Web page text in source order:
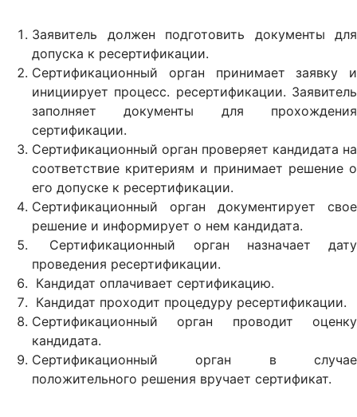
Заявитель должен подготовить документы для
допуска к ресертификации.
Сертификационный орган принимает заявку и
инициирует процесс. ресертификации. Заявитель
заполняет документы для прохождения
сертификации.
Сертификационный орган проверяет кандидата на
соответствие критериям и принимает решение о
его допуске к ресертификации.
Сертификационный орган документирует свое
решение и информирует о нем кандидата.
Сертификационный орган назначает дату
проведения ресертификации.
Кандидат оплачивает сертификацию.
Кандидат проходит процедуру ресертификации.
Сертификационный орган проводит оценку
кандидата.
Сертификационный орган в случае
положительного решения вручает сертификат.